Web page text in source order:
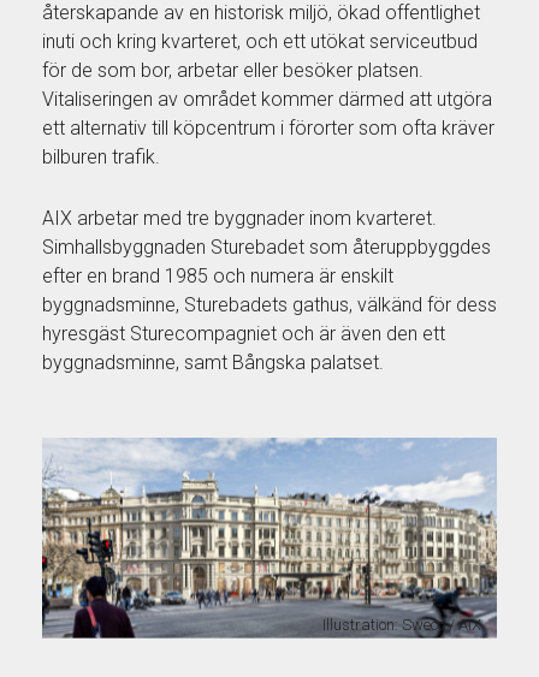
återskapande av en historisk miljö, ökad offentlighet
inuti och kring kvarteret, och ett utökat serviceutbud
för de som bor, arbetar eller besöker platsen.
Vitaliseringen av området kommer därmed att utgöra
ett alternativ till köpcentrum i förorter som ofta kräver
bilburen trafik.
AIX arbetar med tre byggnader inom kvarteret.
Simhallsbyggnaden Sturebadet som återuppbyggdes
efter en brand 1985 och numera är enskilt
byggnadsminne, Sturebadets gathus, välkänd för dess
hyresgäst Sturecompagniet och är även den ett
byggnadsminne, samt Bångska palatset.
Illustration: Sweco / AIX